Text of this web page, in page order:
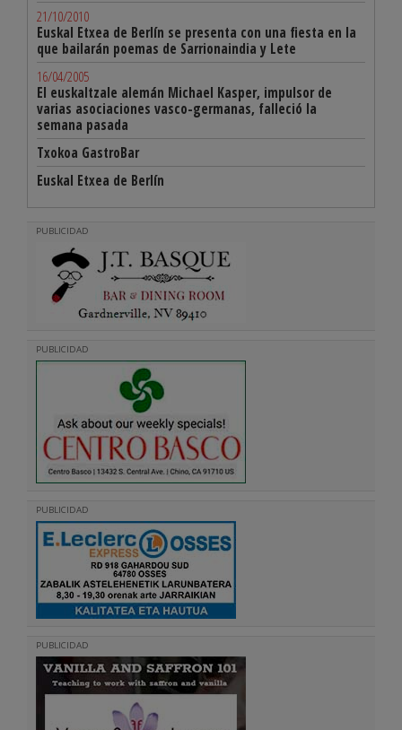
21/10/2010
Euskal Etxea de Berlín se presenta con una fiesta en la
que bailarán poemas de Sarrionaindia y Lete
16/04/2005
El euskaltzale alemán Michael Kasper, impulsor de
varias asociaciones vasco-germanas, falleció la
semana pasada
Txokoa GastroBar
Euskal Etxea de Berlín
PUBLICIDAD
PUBLICIDAD
PUBLICIDAD
PUBLICIDAD